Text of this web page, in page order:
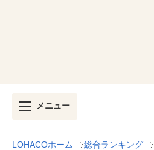
メニュー
LOHACOホーム 総合ランキング